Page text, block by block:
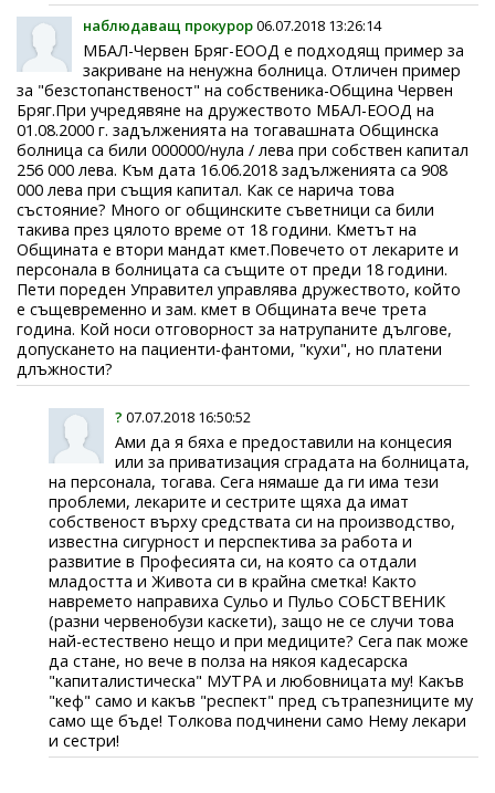
наблюдаващ прокурор06.07.2018 13:26:14
МБАЛ-Червен Бряг-ЕООД е подходящ пример за
закриване на ненужна болница. Отличен пример
за "безстопанственост" на собственика-Община Червен
Бряг.При учредявяне на дружеството МБАЛ-ЕООД на
01.08.2000 г. задълженията на тогавашната Общинска
болница са били 000000/нула / лева при собствен капитал
256 000 лева. Към дата 16.06.2018 задълженията са 908
000 лева при същия капитал. Как се нарича това
състояние? Много ог общинските съветници са били
такива през цялото време от 18 години. Кметът на
Общината е втори мандат кмет.Повечето от лекарите и
персонала в болницата са същите от преди 18 години.
Пети пореден Управител управлява дружеството, който
е същевременно и зам. кмет в Общината вече трета
година. Кой носи отговорност за натрупаните дългове,
допускането на пациенти-фантоми, "кухи", но платени
длъжности?
? 07.07.2018 16:50:52
Ами да я бяха е предоставили на концесия
или за приватизация сградата на болницата,
на персонала, тогава. Сега нямаше да ги има тези
проблеми, лекарите и сестрите щяха да имат
собственост върху средствата си на производство,
известна сигурност и перспектива за работа и
развитие в Професията си, на която са отдали
младостта и Живота си в крайна сметка! Както
навремето направиха Сульо и Пульо СОБСТВЕНИК
(разни червенобузи каскети), защо не се случи това
най-естествено нещо и при медиците? Сега пак може
да стане, но вече в полза на някоя кадесарска
"капиталистическа" МУТРА и любовницата му! Какъв
"кеф" само и какъв "респект" пред сътрапезниците му
само ще бъде! Толкова подчинени само Нему лекари
и сестри!